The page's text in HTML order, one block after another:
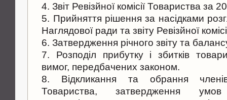
4. Звіт Ревізйної комісії Товариства за
5. Прийняття рішення за насідками
Наглядової ради та звіту Ревізйної
6. Затвердження річного звіту та
7. Розподіл прибутку і збитків
вимог, передбачених законом.
8. Відкликання та обрання
Товариства, затвердження умов